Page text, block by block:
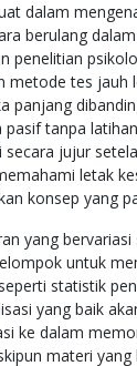
dalam
berulang
penelitian
metode tes jauh
panjang
tanpa
jujur
letak
konsep yang
yang
untuk
statistik
yang baik
ke dalam
materi yang